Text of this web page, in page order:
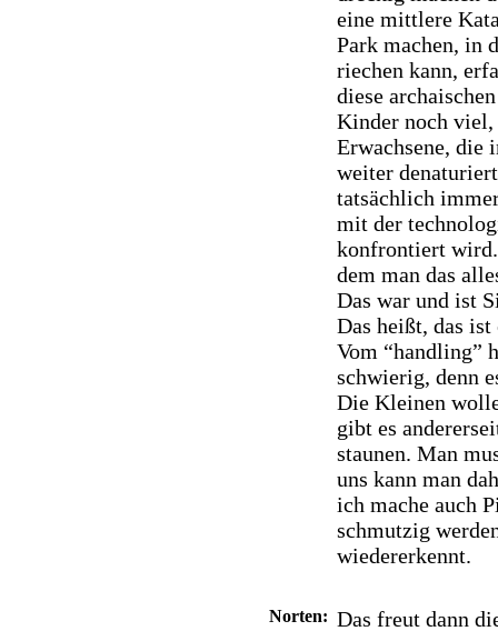
eine mittlere
Park machen, in
riechen kann,
diese
Kinder noch
Erwachsene, die
weiter
tatsächlich
mit der
konfrontiert
dem man das
Das war und ist
Das heißt, das
Vom “handling”
schwierig, denn
Die Kleinen
gibt es
staunen. Man
uns kann man
ich mache auch
schmutzig
wiedererkennt.
Norten: Das freut dann